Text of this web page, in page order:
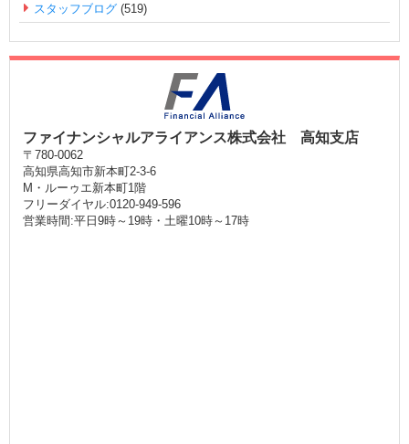
スタッフブログ (519)
ファイナンシャルアライアンス株式会社 高知支店
〒780-0062
高知県高知市新本町2-3-6
M・ルーゥエ新本町1階
フリーダイヤル:0120-949-596
営業時間:平日9時～19時・土曜10時～17時